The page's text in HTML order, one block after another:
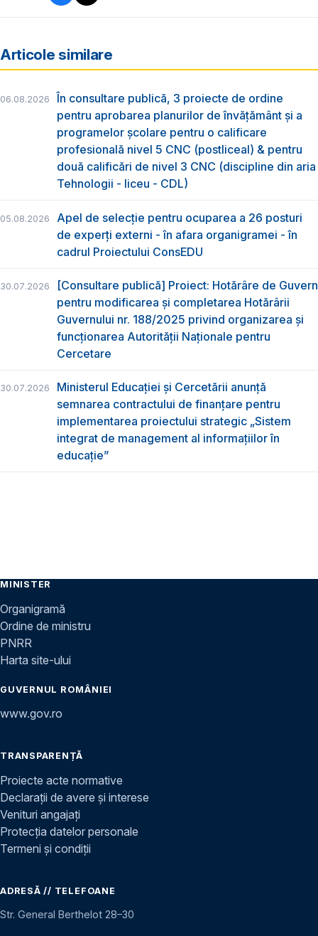
Articole similare
06.08.2026
În consultare publică, 3 proiecte de ordine
pentru aprobarea planurilor de învățământ și a
programelor școlare pentru o calificare
profesională nivel 5 CNC (postliceal) & pentru
două calificări de nivel 3 CNC (discipline din aria
Tehnologii - liceu - CDL)
05.08.2026
Apel de selecție pentru ocuparea a 26 posturi
de experți externi - în afara organigramei - în
cadrul Proiectului ConsEDU
30.07.2026
[Consultare publică] Proiect: Hotărâre de Guvern
pentru modificarea și completarea Hotărârii
Guvernului nr. 188/2025 privind organizarea şi
funcţionarea Autorităţii Naţionale pentru
Cercetare
30.07.2026
Ministerul Educației și Cercetării anunță
semnarea contractului de finanțare pentru
implementarea proiectului strategic „Sistem
integrat de management al informațiilor în
educație”
MINISTER
Organigramă
Ordine de ministru
PNRR
Harta site-ului
GUVERNUL ROMÂNIEI
www.gov.ro
TRANSPARENȚĂ
Proiecte acte normative
Declarații de avere și interese
Venituri angajați
Protecția datelor personale
Termeni și condiții
ADRESĂ // TELEFOANE
Str. General Berthelot 28–30